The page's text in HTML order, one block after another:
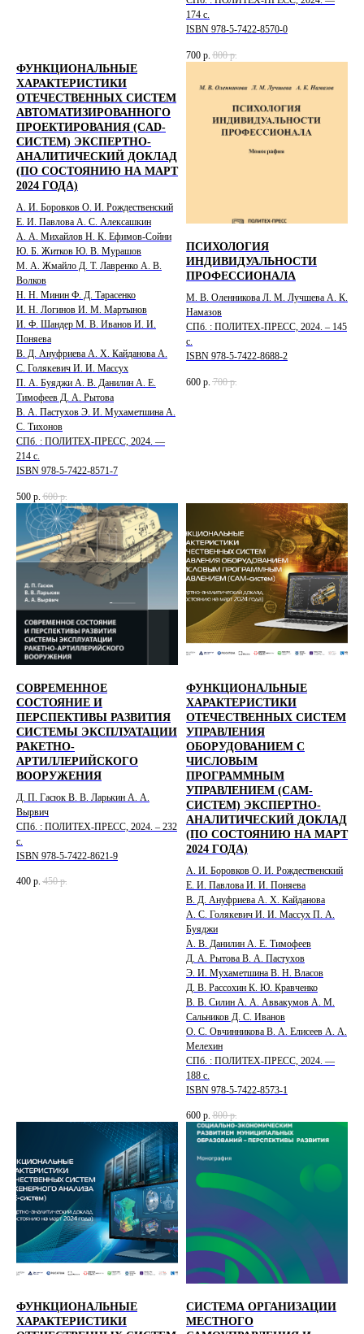
174 с.
ISBN 978-5-7422-8570-0
700 р. 800 р.
ФУНКЦИОНАЛЬНЫЕ
ХАРАКТЕРИСТИКИ
ОТЕЧЕСТВЕННЫХ СИСТЕМ
АВТОМАТИЗИРОВАННОГО
ПРОЕКТИРОВАНИЯ (CAD-
СИСТЕМ) ЭКСПЕРТНО-
АНАЛИТИЧЕСКИЙ ДОКЛАД
(ПО СОСТОЯНИЮ НА МАРТ
2024 ГОДА)
А. И. Боровков О. И. Рождественский
Е. И. Павлова А. С. Алексашкин
А. А. Михайлов Н. К. Ефимов-Сойни
Ю. Б. Житков Ю. В. Мурашов
М. А. Жмайло Д. Т. Лавренко А. В.
Волков
Н. Н. Минин Ф. Д. Тарасенко
И. Н. Логинов И. М. Мартынов
И. Ф. Шандер М. В. Иванов И. И.
Поняева
В. Д. Ануфриева А. Х. Кайданова А.
С. Голякевич И. И. Массух
П. А. Буяджи А. В. Данилин А. Е.
Тимофеев Д. А. Рытова
В. А. Пастухов Э. И. Мухаметшина А.
С. Тихонов
СПб. : ПОЛИТЕХ-ПРЕСС, 2024. —
214 с.
ISBN 978-5-7422-8571-7
500 р. 600 р.
ПСИХОЛОГИЯ
ИНДИВИДУАЛЬНОСТИ
ПРОФЕССИОНАЛА
М. В. Оленникова Л. М. Лучшева А. К.
Намазов
СПб. : ПОЛИТЕХ-ПРЕСС, 2024. – 145
с.
ISBN 978-5-7422-8688-2
600 р. 700 р.
СОВРЕМЕННОЕ
СОСТОЯНИЕ И
ПЕРСПЕКТИВЫ РАЗВИТИЯ
СИСТЕМЫ ЭКСПЛУАТАЦИИ
РАКЕТНО-
АРТИЛЛЕРИЙСКОГО
ВООРУЖЕНИЯ
Д. П. Гасюк В. В. Ларькин А. А.
Вырвич
СПб. : ПОЛИТЕХ-ПРЕСС, 2024. – 232
с.
ISBN 978-5-7422-8621-9
400 р. 450 р.
ФУНКЦИОНАЛЬНЫЕ
ХАРАКТЕРИСТИКИ
ОТЕЧЕСТВЕННЫХ СИСТЕМ
УПРАВЛЕНИЯ
ОБОРУДОВАНИЕМ С
ЧИСЛОВЫМ
ПРОГРАММНЫМ
УПРАВЛЕНИЕМ (CAM-
СИСТЕМ) ЭКСПЕРТНО-
АНАЛИТИЧЕСКИЙ ДОКЛАД
(ПО СОСТОЯНИЮ НА МАРТ
2024 ГОДА)
А. И. Боровков О. И. Рождественский
Е. И. Павлова И. И. Поняева
В. Д. Ануфриева А. Х. Кайданова
А. С. Голякевич И. И. Массух П. А.
Буяджи
А. В. Данилин А. Е. Тимофеев
Д. А. Рытова В. А. Пастухов
Э. И. Мухаметшина В. Н. Власов
Д. В. Рассохин К. Ю. Кравченко
В. В. Силин А. А. Аввакумов А. М.
Сальников Д. С. Иванов
О. С. Овчинникова В. А. Елисеев А. А.
Мелехин
СПб. : ПОЛИТЕХ-ПРЕСС, 2024. —
188 с.
ISBN 978-5-7422-8573-1
600 р. 800 р.
ФУНКЦИОНАЛЬНЫЕ
ХАРАКТЕРИСТИКИ
СИСТЕМА ОРГАНИЗАЦИИ
МЕСТНОГО